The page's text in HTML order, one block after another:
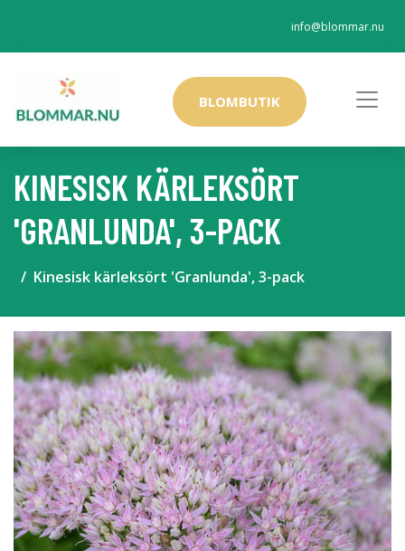
info@blommar.nu
BLOMBUTIK
KINESISK KÄRLEKSÖRT
'GRANLUNDA', 3-PACK
Kinesisk kärleksört 'Granlunda', 3-pack